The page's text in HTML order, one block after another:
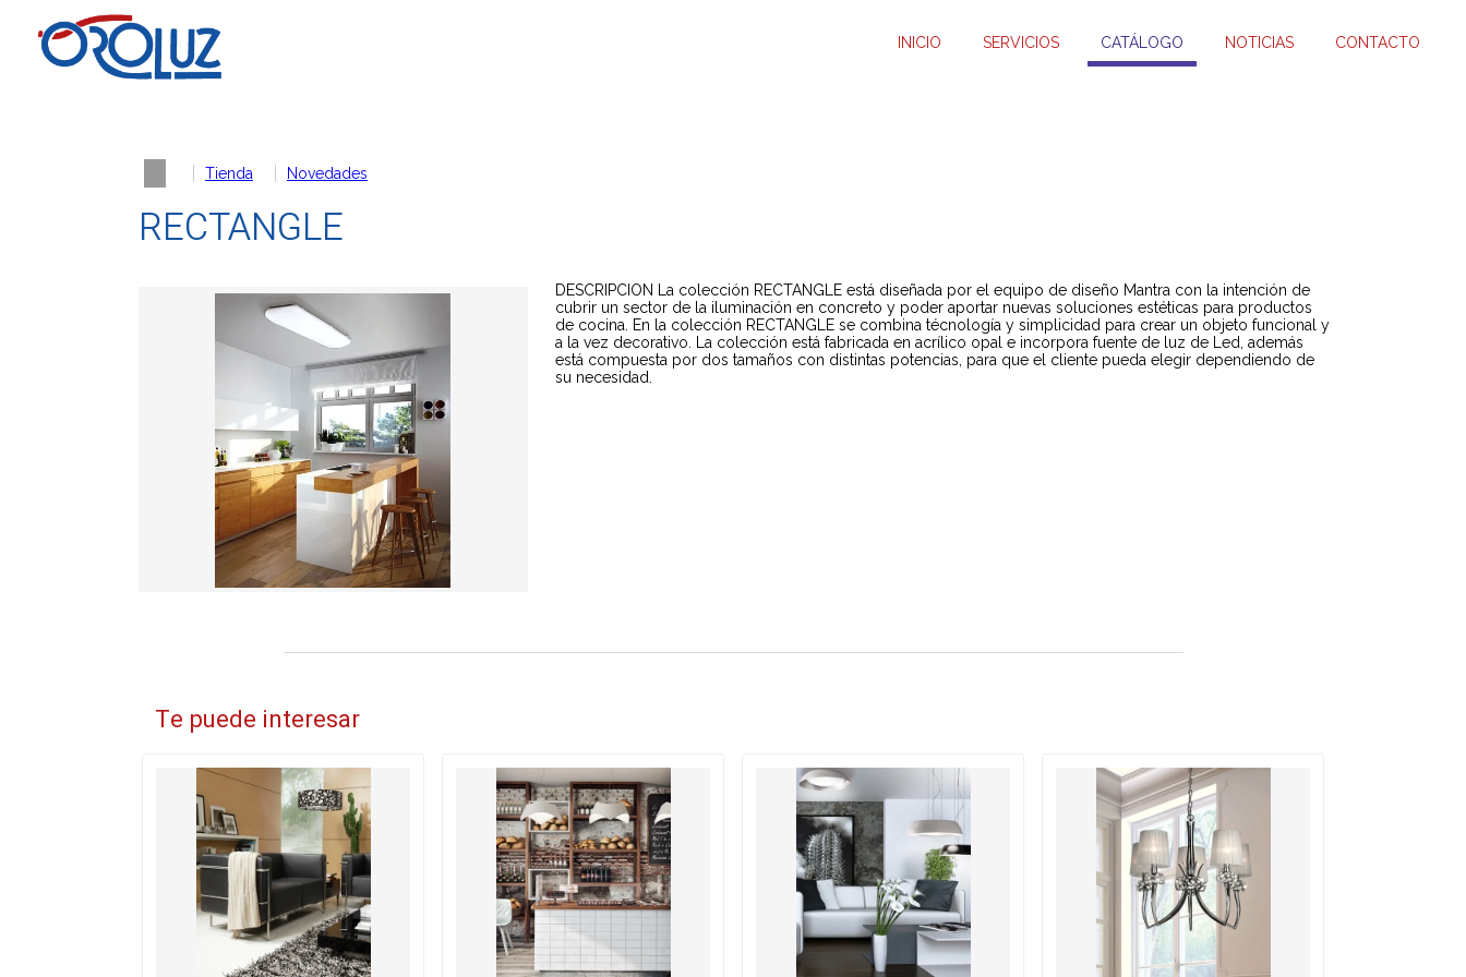
INICIO SERVICIOS CATÁLOGO NOTICIAS CONTACTO
Tienda Novedades
RECTANGLE
DESCRIPCION La colección RECTANGLE está diseñada por el equipo de diseño Mantra con la intención de
cubrir un sector de la iluminación en concreto y poder aportar nuevas soluciones estéticas para productos
de cocina. En la colección RECTANGLE se combina técnología y simplicidad para crear un objeto funcional y
a la vez decorativo. La colección está fabricada en acrílico opal e incorpora fuente de luz de Led, además
está compuesta por dos tamaños con distintas potencias, para que el cliente pueda elegir dependiendo de
su necesidad.
Te puede interesar